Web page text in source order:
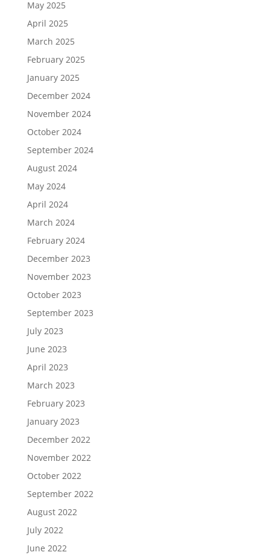
May 2025
April 2025
March 2025
February 2025
January 2025
December 2024
November 2024
October 2024
September 2024
August 2024
May 2024
April 2024
March 2024
February 2024
December 2023
November 2023
October 2023
September 2023
July 2023
June 2023
April 2023
March 2023
February 2023
January 2023
December 2022
November 2022
October 2022
September 2022
August 2022
July 2022
June 2022